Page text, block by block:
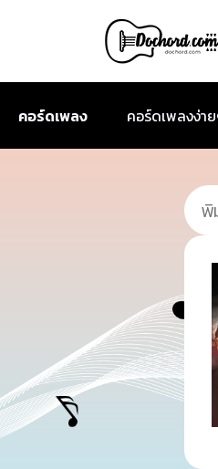
คอร์ดเพลง คอร์ดเพลงง่า